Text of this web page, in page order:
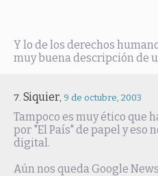
Y lo de los derechos
muy buena descripción de
Siquier, 9 de octubre, 2003
Tampoco es muy ético que
por "El País" de papel y eso
digital.
Aún nos queda Google